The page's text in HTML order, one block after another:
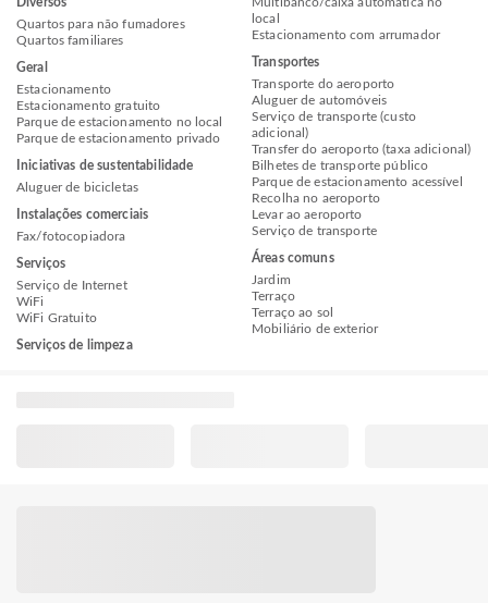
Quartos para não fumadores
Quartos familiares
Geral
Estacionamento
Estacionamento gratuito
Parque de estacionamento no local
Parque de estacionamento privado
Iniciativas de sustentabilidade
Aluguer de bicicletas
Instalações comerciais
Fax/fotocopiadora
Serviços
Serviço de Internet
WiFi
WiFi Gratuito
Serviços de limpeza
local
Estacionamento com arrumador
Transportes
Transporte do aeroporto
Aluguer de automóveis
Serviço de transporte (custo
adicional)
Transfer do aeroporto (taxa adicional)
Bilhetes de transporte público
Parque de estacionamento acessível
Recolha no aeroporto
Levar ao aeroporto
Serviço de transporte
Áreas comuns
Jardim
Terraço
Terraço ao sol
Mobiliário de exterior